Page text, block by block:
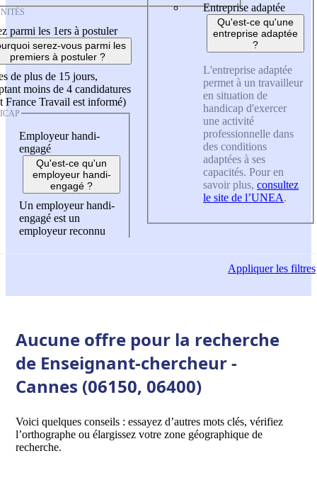
parmi les 1ers à postuler
serez-vous parmi les
premiers à postuler ?
de plus de 15 jours,
moins de 4 candidatures
France Travail est informé)
Employeur handi-
engagé
Qu'est-ce qu'un
employeur handi-
engagé ?
Un employeur handi-
engagé est un
employeur reconnu
Entreprise adaptée
Qu'est-ce qu'une
entreprise adaptée
?
L'entreprise adaptée
permet à un travailleur
en situation de
handicap d'exercer
une activité
professionnelle dans
des conditions
adaptées à ses
capacités. Pour en
savoir plus, consultez
le site de l’UNEA.
Appliquerles filtres
Aucune offre pour la recherche
de Enseignant-chercheur -
Cannes (06150, 06400)
Voici quelques conseils : essayez d’autres mots clés, vérifiez
l’orthographe ou élargissez votre zone géographique de
recherche.